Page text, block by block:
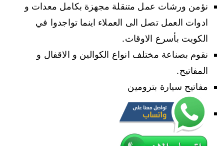
نؤمن ورشات عمل متنقلة مجهزة بكامل معدات و
ادوات العمل تصل الى العملاء اينما تواجدوا في
الكويت بأسرع الاوقات.
نقوم بصناعة مختلف انواع الكوالين و الاقفال و
المفاتيح.
مفاتيح سيارة بترومين